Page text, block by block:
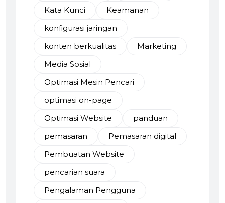
Kata Kunci
Keamanan
konfigurasi jaringan
konten berkualitas
Marketing
Media Sosial
Optimasi Mesin Pencari
optimasi on-page
Optimasi Website
panduan
pemasaran
Pemasaran digital
Pembuatan Website
pencarian suara
Pengalaman Pengguna